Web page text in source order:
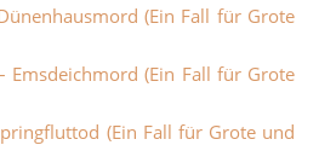
(Ein Fall für Grote
Emsdeichmord (Ein Fall für Grote
(Ein Fall für Grote und